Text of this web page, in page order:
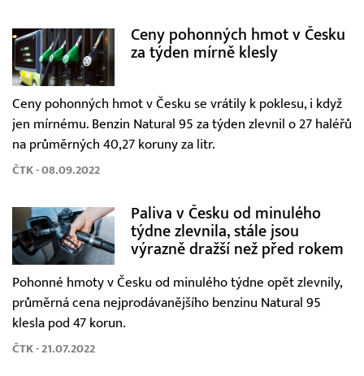
Ceny pohonných hmot v Česku
za týden mírně klesly
Ceny pohonných hmot v Česku se vrátily k poklesu, i když
jen mírnému. Benzin Natural 95 za týden zlevnil o 27 haléřů
na průměrných 40,27 koruny za litr.
ČTK - 08.09.2022
Paliva v Česku od minulého
týdne zlevnila, stále jsou
výrazně dražší než před rokem
Pohonné hmoty v Česku od minulého týdne opět zlevnily,
průměrná cena nejprodávanějšího benzinu Natural 95
klesla pod 47 korun.
ČTK - 21.07.2022